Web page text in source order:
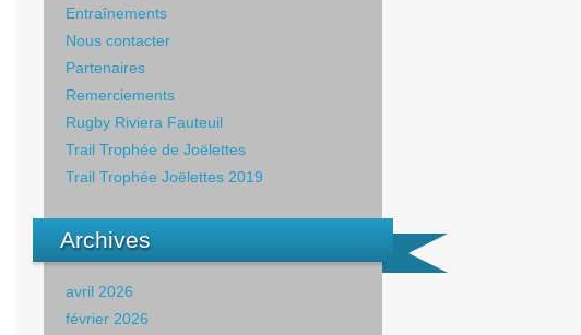
Entraînements
Nous contacter
Partenaires
Remerciements
Rugby Riviera Fauteuil
Trail Trophée de Joëlettes
Trail Trophée Joëlettes 2019
Archives
avril 2026
février 2026